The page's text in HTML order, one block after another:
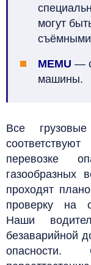
могут
MEMU —
машины.
Все
перевозке
газообразных
проходят
проверку на
Наши
безаварийной
опасности.